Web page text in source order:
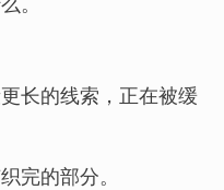
长的线索，正在被缓
完的部分。